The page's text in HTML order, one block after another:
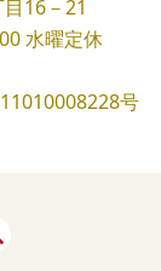
16－21
水曜定休
号